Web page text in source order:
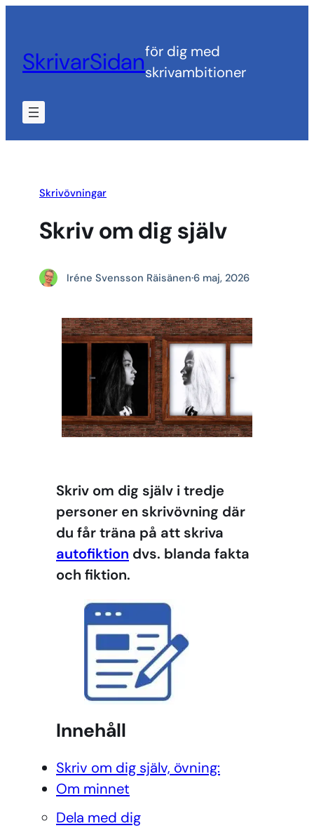
innehåll
SkrivarSidanför dig med
skrivambitioner
Skrivövningar
Skriv om dig själv
Iréne Svensson Räisänen·6 maj, 2026
Skriv om dig själv i tredje
personer en skrivövning där
du får träna på att skriva
autofiktion dvs. blanda fakta
och fiktion.
Innehåll
Skriv om dig själv, övning:
Om minnet
Dela med dig